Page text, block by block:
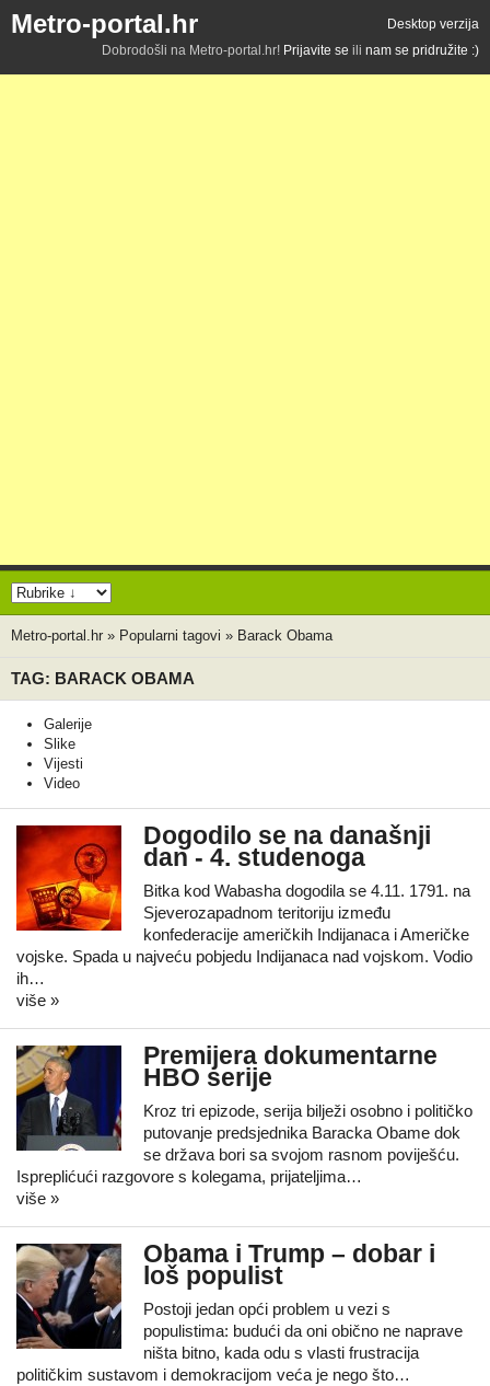
Metro-portal.hr
Desktop verzija
Dobrodošli na Metro-portal.hr! Prijavite se ili nam se pridružite :)
Metro-portal.hr » Popularni tagovi » Barack Obama
TAG: BARACK OBAMA
Galerije
Slike
Vijesti
Video
Dogodilo se na današnji
dan - 4. studenoga
Bitka kod Wabasha dogodila se 4.11. 1791. na
Sjeverozapadnom teritoriju između
konfederacije američkih Indijanaca i Američke
vojske. Spada u najveću pobjedu Indijanaca nad vojskom. Vodio
ih…
više »
Premijera dokumentarne
HBO serije
Kroz tri epizode, serija bilježi osobno i političko
putovanje predsjednika Baracka Obame dok
se država bori sa svojom rasnom poviješću.
Ispreplićući razgovore s kolegama, prijateljima…
više »
Obama i Trump – dobar i
loš populist
Postoji jedan opći problem u vezi s
populistima: budući da oni obično ne naprave
ništa bitno, kada odu s vlasti frustracija
političkim sustavom i demokracijom veća je nego što…